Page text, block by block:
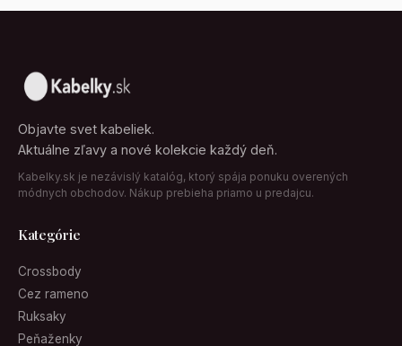
Objavte svet kabeliek.
Aktuálne zľavy a nové kolekcie každý deň.
Kabelky.sk je nezávislý katalóg, ktorý spája ponuku overených
módnych obchodov. Nákup prebieha priamo u predajcu.
Kategórie
Crossbody
Cez rameno
Ruksaky
Peňaženky